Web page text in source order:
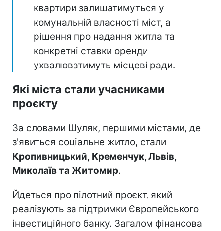
квартири залишатимуться у
комунальній власності міст, а
рішення про надання житла та
конкретні ставки оренди
ухвалюватимуть місцеві ради.
Які міста стали учасниками
проєкту
За словами Шуляк, першими містами, де
з'явиться соціальне житло, стали
Кропивницький, Кременчук, Львів,
Миколаїв та Житомир.
Йдеться про пілотний проєкт, який
реалізують за підтримки Європейського
інвестиційного банку. Загалом фінансова